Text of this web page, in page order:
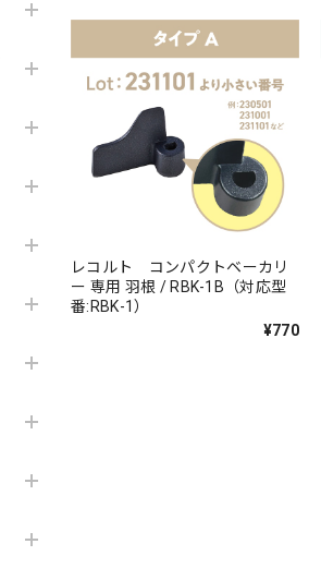
レコルト コンパクトベーカリ
ー 専用 羽根 / RBK-1B（対応型
番:RBK-1）
¥770